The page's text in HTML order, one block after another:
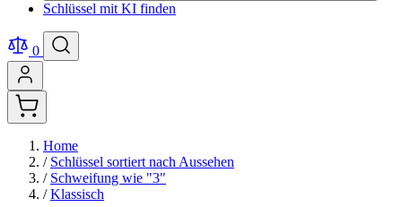
Schlüssel mit KI finden
0
Home
/ Schlüssel sortiert nach Aussehen
/ Schweifung wie "3"
/ Klassisch